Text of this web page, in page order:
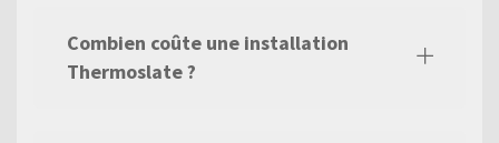
Combien coûte une installation
Thermoslate ?